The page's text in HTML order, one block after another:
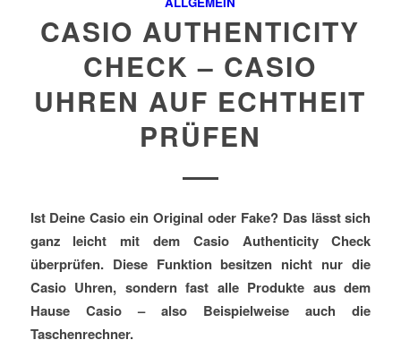
CASIO AUTHENTICITY
CHECK – CASIO
UHREN AUF ECHTHEIT
PRÜFEN
Ist Deine Casio ein Original oder Fake? Das lässt sich
ganz leicht mit dem Casio Authenticity Check
überprüfen. Diese Funktion besitzen nicht nur die
Casio Uhren, sondern fast alle Produkte aus dem
Hause Casio – also Beispielweise auch die
Taschenrechner.